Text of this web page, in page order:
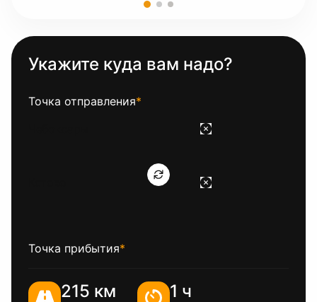
Укажите куда вам надо?
Точка отправления*
Точка прибытия*
215 км 1 ч